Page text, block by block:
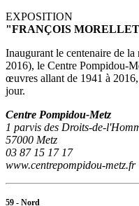
EXPOSITION
"FRANÇOIS
Inaugurant le centenaire de
2016), le Centre Pompidou-
œuvres allant de 1941 à
jour.
Centre Pompidou-Metz
1 parvis des Droits-de-
57000 Metz
03 87 15 17 17
www.centrepompidou-metz.fr
59 - Nord